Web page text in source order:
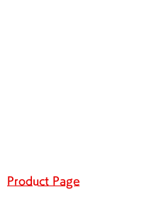
Product Page